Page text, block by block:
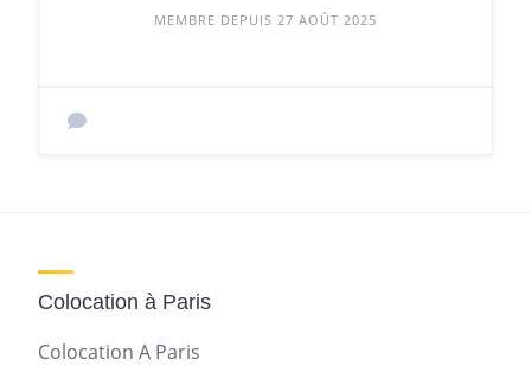
MEMBRE DEPUIS 27 AOÛT 2025
Colocation à Paris
Colocation A Paris